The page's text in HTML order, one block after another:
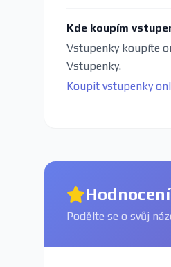
Kde koupím
Vstupenky koupíte
Vstupenky.
Koupit vstupenky
Podělte se o svůj